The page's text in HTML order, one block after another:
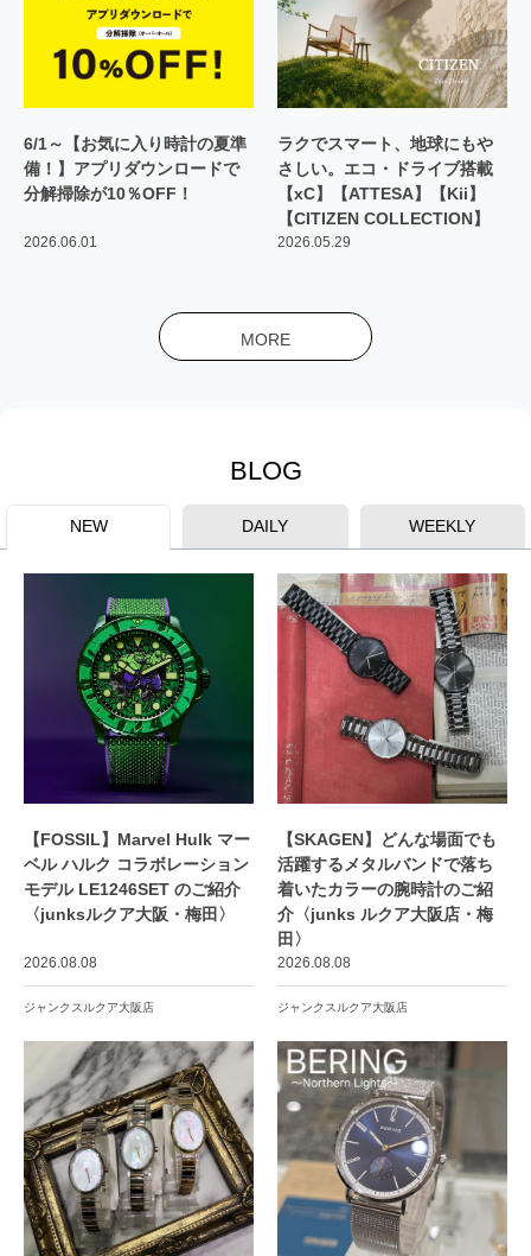
6/1～【お気に入り時計の夏準
備！】アプリダウンロードで
分解掃除が10％OFF！
2026.06.01
ラクでスマート、地球にもや
さしい。エコ・ドライブ搭載
【xC】【ATTESA】【Kii】
【CITIZEN COLLECTION】
2026.05.29
MORE
BLOG
NEW DAILY WEEKLY
【FOSSIL】Marvel Hulk マー
ベル ハルク コラボレーション
モデル LE1246SET のご紹介
〈junksルクア大阪・梅田〉
2026.08.08
ジャンクスルクア大阪店
【SKAGEN】どんな場面でも
活躍するメタルバンドで落ち
着いたカラーの腕時計のご紹
介〈junks ルクア大阪店・梅
田〉
2026.08.08
ジャンクスルクア大阪店